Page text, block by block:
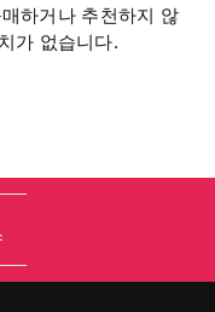
하거나 추천하지 않
가 없습니다.